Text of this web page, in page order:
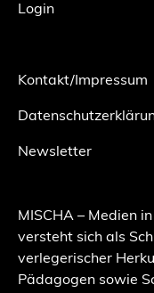
Login
Kontakt/Impressum
Newsletter
MISCHA – Medien
versteht sich als
verlegerischer
Pädagogen sowie